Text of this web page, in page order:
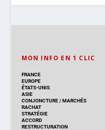
MON INFO EN 1 CLIC
FRANCE
EUROPE
ÉTATS-UNIS
ASIE
CONJONCTURE/MARCHÉS
RACHAT
STRATÉGIE
ACCORD
RESTRUCTURATION